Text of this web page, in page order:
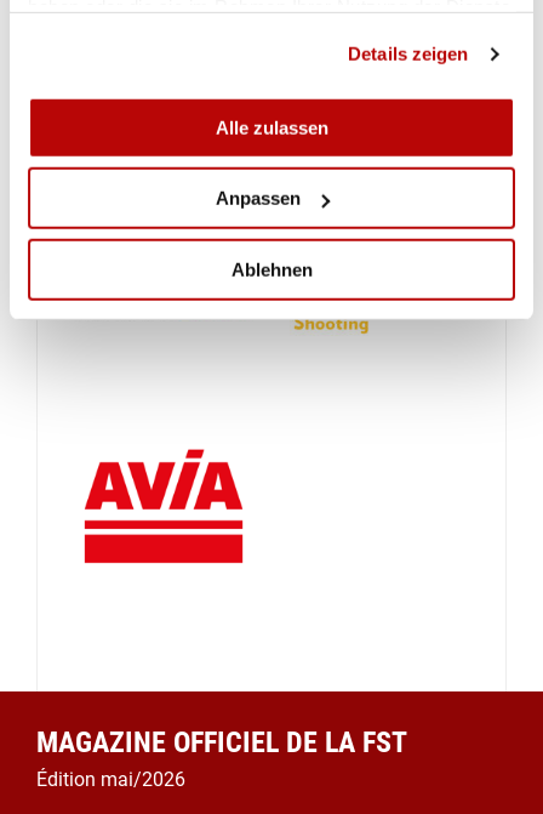
Details zeigen
Alle zulassen
Anpassen
Ablehnen
MAGAZINE OFFICIEL DE LA FST
Édition mai/2026